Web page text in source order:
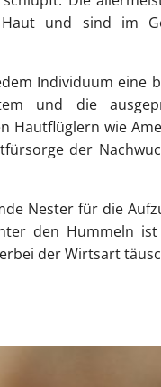
und sind im
Individuum eine
und die
Hautflüglern wie
der
Nester für die
den Hummeln ist
der Wirtsart